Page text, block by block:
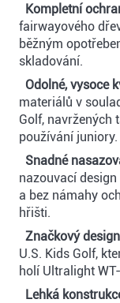
Kompletní
fairwayového
běžným
skladování.
Odolné, vysoce
materiálů v
Golf, navržených
používání juniory.
Snadné
nazouvací
a bez námahy
hřišti.
Značkový
U.S. Kids Golf,
holí Ultralight
Lehká